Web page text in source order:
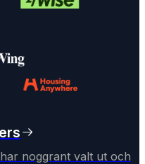
noggrant valt ut och